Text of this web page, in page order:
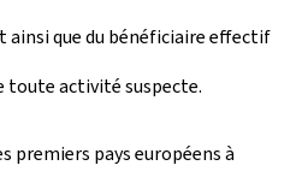
que du bénéficiaire effectif
toute activité suspecte.
premiers pays européens à